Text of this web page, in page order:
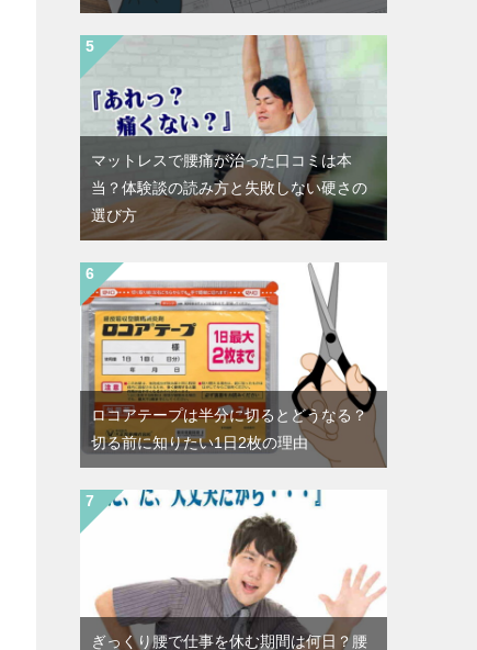
マットレスで腰痛が治った口コミは本
当？体験談の読み方と失敗しない硬さの
選び方
ロコアテープは半分に切るとどうなる？
切る前に知りたい1日2枚の理由
ぎっくり腰で仕事を休む期間は何日？腰